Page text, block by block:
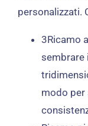
personalizzati.
3Ricamo
sembrare
modo per